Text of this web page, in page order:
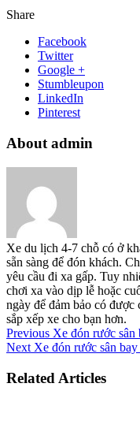
Share
Facebook
Twitter
Google +
Stumbleupon
LinkedIn
Pinterest
About admin
Xe du lịch 4-7 chỗ có ở
sẵn sàng để đón khách.
yêu cầu đi xa gấp. Tuy
chơi xa vào dịp lễ hoặc
ngày để đảm bảo có
sắp xếp xe cho bạn hơn.
Previous Xe đón rước
Next Xe đón rước sân
Related Articles